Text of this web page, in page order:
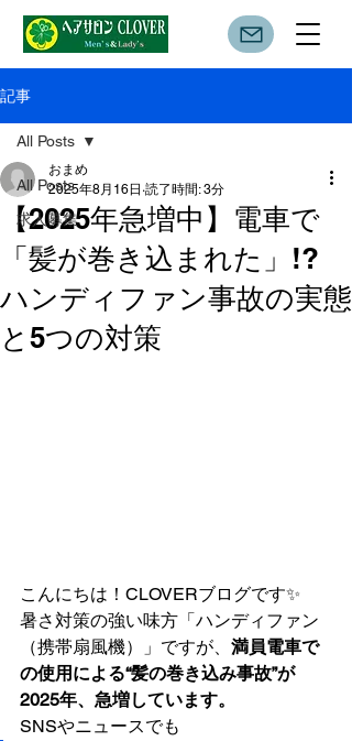
記事
All Posts
求人募集
All Posts
【2025年急増中】電車で
「髪が巻き込まれた」!?
ハンディファン事故の実態
と5つの対策
おまめ
2025年8月16日 読了時間: 3分
こんにちは！CLOVERブログです✨
暑さ対策の強い味方「ハンディファン
（携帯扇風機）」ですが、 満員電車で
の使用による“髪の巻き込み事故”が
2025年、急増しています。
SNSやニュースでも